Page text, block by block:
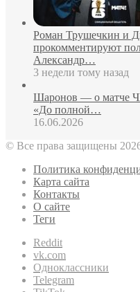
Роман Трушечкин и
прокомментируют
Александр…
3 недели тому назад
Шаронов — о матче
«До полной…
16.06.2026
© Все права защищены
Политика
Карта сайта
Контакты
О сайте
Теги
Reddit
vk.com
Одноклассники
Telegram